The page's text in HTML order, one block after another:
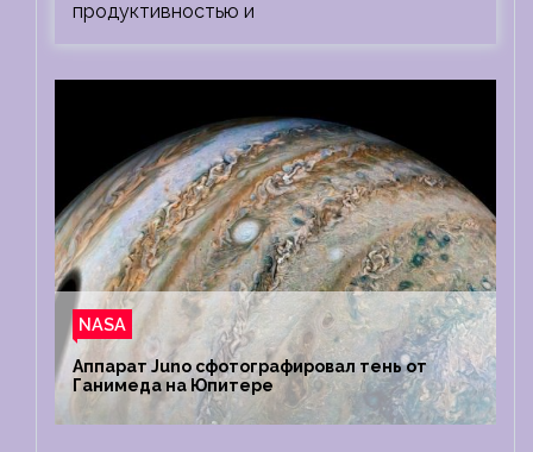
продуктивностью и
NASA
Аппарат Juno сфотографировал тень от
Ганимеда на Юпитере